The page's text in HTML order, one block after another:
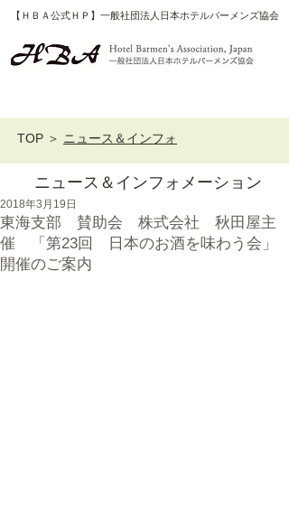
【ＨＢＡ公式ＨＰ】一般社団法人日本ホテルバーメンズ協会
TOP ＞ ニュース＆インフォ
ニュース＆インフォメーション
東海支部 賛助会 株式会社 秋田屋主
催 「第23回 日本のお酒を味わう会」
開催のご案内
2018年3月19日